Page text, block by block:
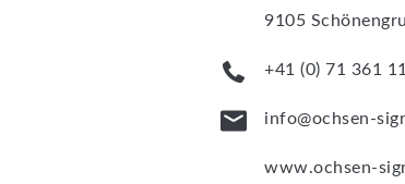
9105
+41 (0) 71 361
info@ochsen-
www.ochsen-